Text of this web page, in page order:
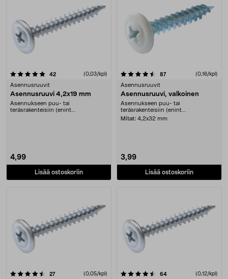
42arvostelut (0,03/kpl)
Asennusruuvit
Asennusruuvi 4,2x19 mm
Asennukseen puu- tai
teräsrakenteisiin (enint....
4,99
Lisää ostoskoriin
4.5 viidestä tähdestä 87arvostelut (0,16/kpl)
Asennusruuvit
Asennusruuvi, valkoinen
Asennukseen puu- tai
teräsrakenteisiin (enint....
Mitat: 4,2x32 mm
3,99
Lisää ostoskoriin
27arvostelut (0,05/kpl)
4.5 viidestä tähdestä 64arvostelut (0,12/kpl)